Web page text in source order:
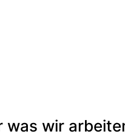
was wir